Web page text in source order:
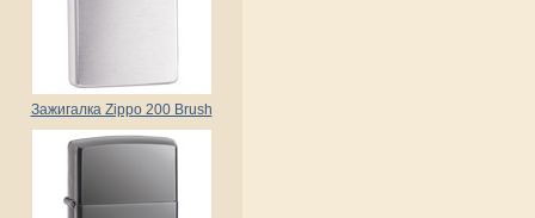
Зажигалка Zippo 200 Brush